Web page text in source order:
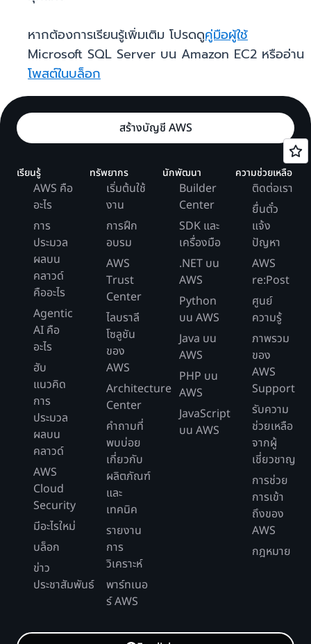
หากต้องการเรียนรู้เพิ่มเติม โปรดดูคู่มือผู้ใช้
Microsoft SQL Server บน Amazon EC2 หรืออ่าน
โพสต์ในบล็อก
สร้างบัญชี AWS
เรียนรู้
AWS คือ
อะไร
การ
ประมวล
ผลบน
คลาวด์
คืออะไร
Agentic
AI คือ
อะไร
ฮับ
แนวคิด
การ
ประมวล
ผลบน
คลาวด์
AWS
Cloud
Security
มีอะไรใหม่
บล็อก
ข่าว
ประชาสัมพันธ์
ทรัพยากร
เริ่มต้นใช้
งาน
การฝึก
อบรม
AWS
Trust
Center
ไลบราลี
โซลูชัน
ของ
AWS
Architecture
Center
คำถามที่
พบบ่อย
เกี่ยวกับ
ผลิตภัณฑ์
และ
เทคนิค
รายงาน
การ
วิเคราะห์
พาร์ทเนอ
ร์ AWS
นักพัฒนา
Builder
Center
SDK และ
เครื่องมือ
.NET บน
AWS
Python
บน AWS
Java บน
AWS
PHP บน
AWS
JavaScript
บน AWS
ความช่วยเหลือ
ติดต่อเรา
ยื่นตั๋ว
แจ้ง
ปัญหา
AWS
re:Post
ศูนย์
ความรู้
ภาพรวม
ของ
AWS
Support
รับความ
ช่วยเหลือ
จากผู้
เชี่ยวชาญ
การช่วย
การเข้า
ถึงของ
AWS
กฎหมาย